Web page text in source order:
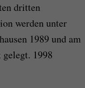
dritten
werden unter
1989 und am
1998